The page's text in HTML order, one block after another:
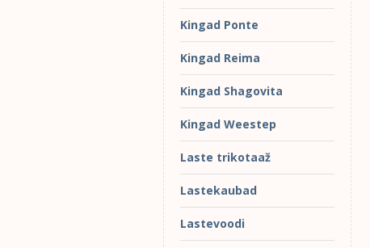
Kingad Ponte
Kingad Reima
Kingad Shagovita
Kingad Weestep
Laste trikotaaž
Lastekaubad
Lastevoodi